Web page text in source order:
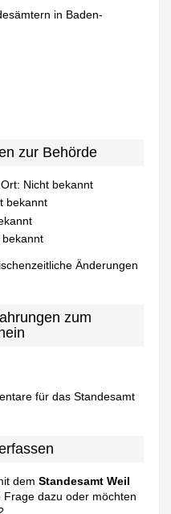
in Baden-
zur Behörde
Nicht bekannt
bekannt
Änderungen
zum
für das Standesamt
demStandesamt Weil
dazu oder möchten